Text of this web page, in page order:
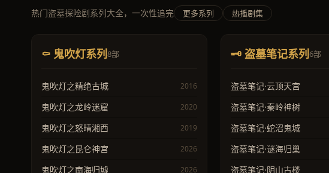
热门盗墓探险剧系列大全，一次性追完 更多系列 热播剧集
⚰️ 鬼吹灯系列 8部
鬼吹灯之精绝古城 2016
鬼吹灯之龙岭迷窟 2020
鬼吹灯之怒晴湘西 2019
鬼吹灯之昆仑神宫 2026
鬼吹灯之南海归墟 2026
🗝️ 盗墓笔记系列 6部
盗墓笔记·云顶天宫
盗墓笔记·秦岭神树
盗墓笔记·蛇沼鬼城
盗墓笔记·谜海归巢
盗墓笔记·阴山古楼